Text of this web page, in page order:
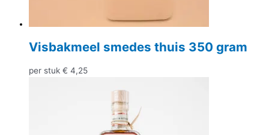
Visbakmeel smedes thuis 350 gram
per stuk € 4,25